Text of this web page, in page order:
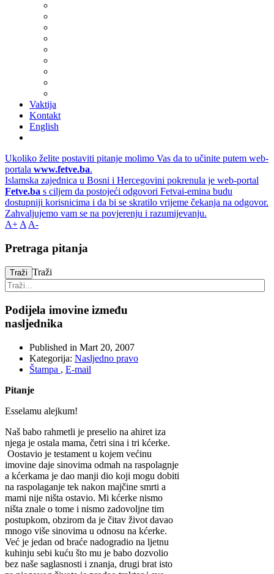
Vaktija
Kontakt
English
Ukoliko želite postaviti pitanje molimo Vas da to učinite putem web-
portala www.fetve.ba.
Islamska zajednica u Bosni i Hercegovini pokrenula je web-portal
Fetve.ba s ciljem da postojeći odgovori Fetvai-emina budu
dostupniji korisnicima i da bi se skratilo vrijeme čekanja na odgovor.
Zahvaljujemo vam se na povjerenju i razumijevanju.
A+ A A-
Pretraga pitanja
Traži Traži
Podijela imovine između
nasljednika
Published in Mart 20, 2007
Kategorija: Nasljedno pravo
Štampa , E-mail
Pitanje
Esselamu alejkum!
Naš babo rahmetli je preselio na ahiret iza
njega je ostala mama, četri sina i tri kćerke.
Oostavio je testament u kojem većinu
imovine daje sinovima odmah na raspolagnje
a kćerkama je dao manji dio koji mogu dobiti
na raspolaganje tek nakon majčine smrti a
mami nije ništa ostavio. Mi kćerke nismo
ništa znale o tome i nismo zadovoljne tim
postupkom, obzirom da je čitav život davao
mnogo više sinovima u odnosu na kćerke.
Već je jedan od braće nadogradio na ljetnu
kuhinju sebi kuću što mu je babo dozvolio
bez naše saglasnosti i znanja, drugi brat isto